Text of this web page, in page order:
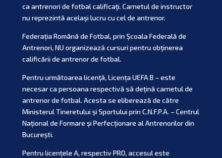
ca antrenori de fotbal calificaţi. Carnetul de instructor
nu reprezintă același lucru cu cel de antrenor.
Federația Română de Fotbal, prin Școala Federală de
Antrenori, NU organizează cursuri pentru obținerea
calificării de antrenor de fotbal.
Pentru următoarea licență, Licența UEFA B – este
necesar ca persoana respectivă să dețină carnetul de
antrenor de fotbal. Acesta se eliberează de către
Ministerul Tineretului și Sportului prin C.N.F.P.A. – Centrul
Național de Formare și Perfecționare al Antrenorilor din
București.
Pentru licențele A, respectiv PRO, accesul este